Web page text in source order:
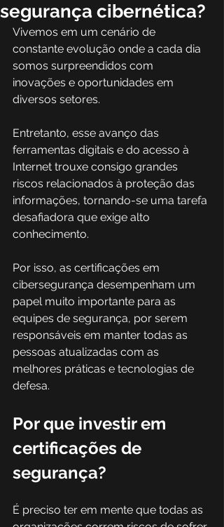
segurança cibernética?
Vivemos em um cenário de
constante evolução onde a cada dia
somos surpreendidos com
inovações e oportunidades em
diversos setores.
Entretanto, esse avanço das
ferramentas digitais e do acesso à
Internet trouxe consigo grandes
riscos relacionados à proteção das
informações, tornando-se uma tarefa
desafiadora que exige alto
conhecimento.
Por isso, as certificações em
cibersegurança desempenham um
papel muito importante para as
equipes de segurança, por serem
responsáveis em manter todas as
pessoas atualizadas com as
melhores práticas e tecnologias de
defesa.
Por que investir em
certificações de
segurança?
É preciso ter em mente que todas as